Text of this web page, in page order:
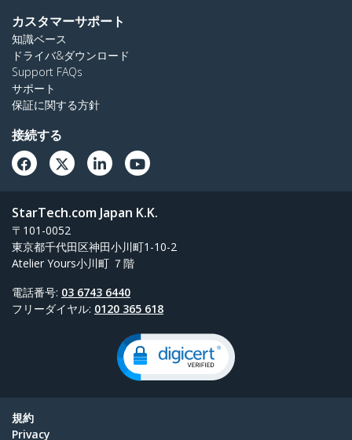
カスタマーサポート
知識ベース
ドライバ&ダウンロード
Support FAQs
サポート
保証に関する方針
接続する
StarTech.com Japan K.K.
〒101-0052
東京都千代田区神田小川町1-10-2
Atelier Yours小川町 ７階
電話番号: 03 6743 6440
フリーダイヤル: 0120 365 618
規約
Privacy